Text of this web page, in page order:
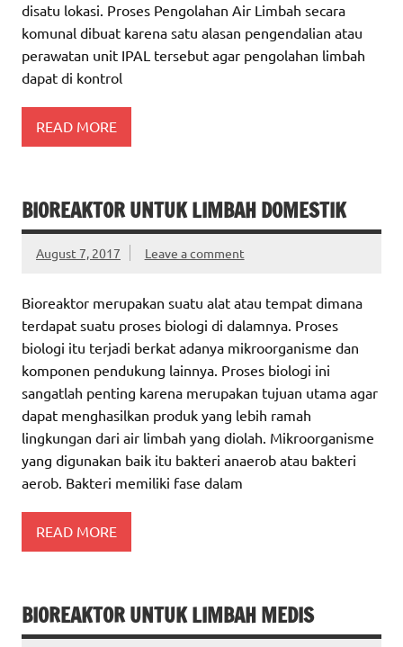
disatu lokasi. Proses Pengolahan Air Limbah secara
komunal dibuat karena satu alasan pengendalian atau
perawatan unit IPAL tersebut agar pengolahan limbah
dapat di kontrol
READ MORE
BIOREAKTOR UNTUK LIMBAH DOMESTIK
August 7, 2017 Leave a comment
Bioreaktor merupakan suatu alat atau tempat dimana
terdapat suatu proses biologi di dalamnya. Proses
biologi itu terjadi berkat adanya mikroorganisme dan
komponen pendukung lainnya. Proses biologi ini
sangatlah penting karena merupakan tujuan utama agar
dapat menghasilkan produk yang lebih ramah
lingkungan dari air limbah yang diolah. Mikroorganisme
yang digunakan baik itu bakteri anaerob atau bakteri
aerob. Bakteri memiliki fase dalam
READ MORE
BIOREAKTOR UNTUK LIMBAH MEDIS